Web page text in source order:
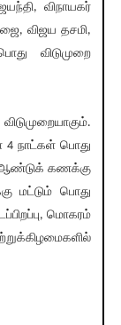
விநாயகர்
விஜய தசமி,
விடுமுறை
4 நாட்கள் பொது
ஆண்டுக் கணக்கு
மட்டும் பொது
மொகரம்